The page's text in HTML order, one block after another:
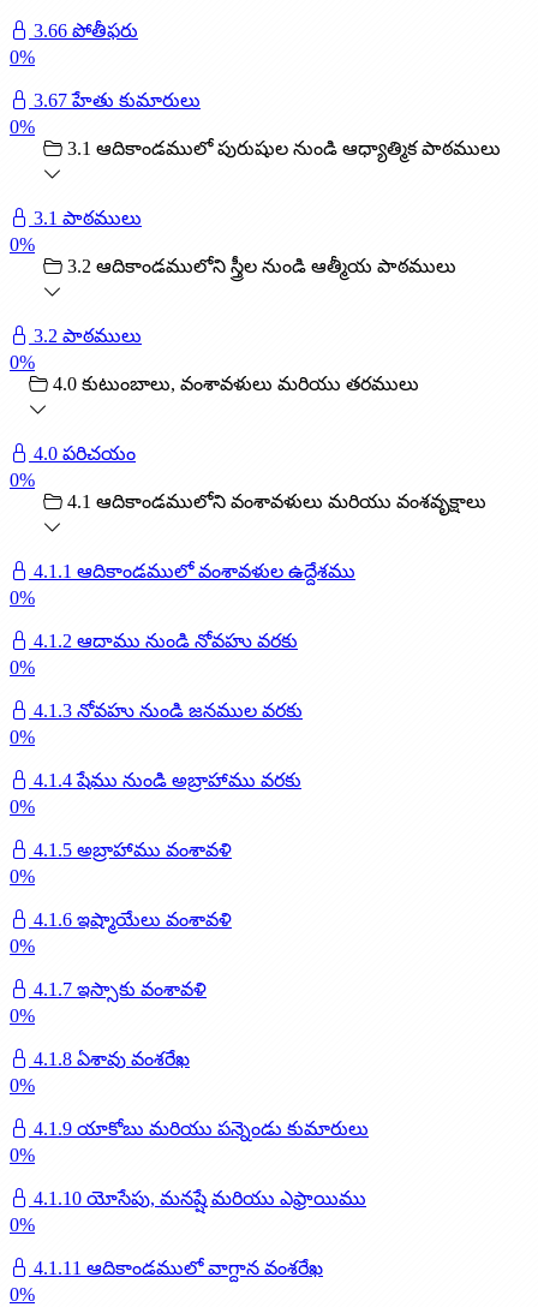
3.66 పోతీఫరు
0%
3.67 హేతు కుమారులు
0%
3.1 ఆదికాండములో పురుషుల నుండి ఆధ్యాత్మిక పాఠములు
3.1 పాఠములు
0%
3.2 ఆదికాండములోని స్త్రీల నుండి ఆత్మీయ పాఠములు
3.2 పాఠములు
0%
4.0 కుటుంబాలు, వంశావళులు మరియు తరములు
4.0 పరిచయం
0%
4.1 ఆదికాండములోని వంశావళులు మరియు వంశవృక్షాలు
4.1.1 ఆదికాండములో వంశావళుల ఉద్దేశము
0%
4.1.2 ఆదాము నుండి నోవహు వరకు
0%
4.1.3 నోవహు నుండి జనముల వరకు
0%
4.1.4 షేము నుండి అబ్రాహాము వరకు
0%
4.1.5 అబ్రాహాము వంశావళి
0%
4.1.6 ఇష్మాయేలు వంశావళి
0%
4.1.7 ఇస్సాకు వంశావళి
0%
4.1.8 ఏశావు వంశరేఖ
0%
4.1.9 యాకోబు మరియు పన్నెండు కుమారులు
0%
4.1.10 యోసేపు, మనష్షే మరియు ఎఫ్రాయిము
0%
4.1.11 ఆదికాండములో వాగ్దాన వంశరేఖ
0%